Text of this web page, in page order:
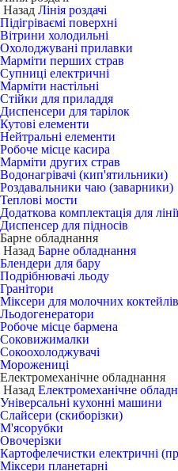
Назад Лінія роздачі
Підігріваємі поверхні
Вітрини холодильні
Охолоджувані прилавки
Марміти перших страв
Супниці електричні
Марміти настільні
Стійки для приладдя
Диспенсери для тарілок
Кутові елементи
Нейтральні елементи
Робоче місце касира
Марміти других страв
Водонагрівачі (кип'ятильники)
Роздавальники чаю (заварники)
Теплові мости
Додаткова комплектація для
Диспенсер для підносів
Барне обладнання
Назад Барне обладнання
Блендери для бару
Подрібнювачі льоду
Гранітори
Міксери для молочних коктейлів
Льодогенератори
Робоче місце бармена
Соковижималки
Сокоохолоджувачі
Морожениці
Електромеханічне обладнання
Назад Електромеханічне
Універсальні кухонні машини
Слайсери (скиборізки)
М'ясорубки
Овочерізки
Картофелечистки електричні
Міксери планетарні